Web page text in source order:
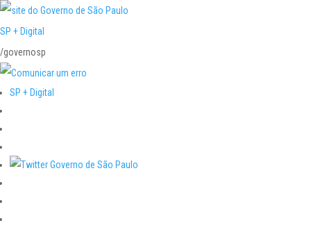
SP + Digital
/governosp
SP + Digital